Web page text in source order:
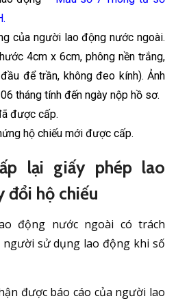
của người lao động nước ngoài.
4cm x 6cm, phông nền trắng,
để trần, không đeo kính). Ảnh
tháng tính đến ngày nộp hồ sơ.
được cấp.
hộ chiếu mới được cấp.
lại giấy phép lao
đổi hộ chiếu
động nước ngoài có trách
người sử dụng lao động khi số
được báo cáo của người lao